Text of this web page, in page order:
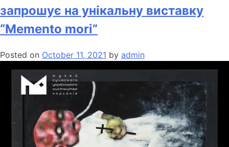
запрошує на унікальну виставку
“Memento mori”
Posted on October 11, 2021 by admin